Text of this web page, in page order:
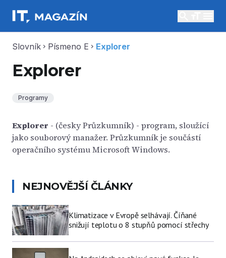
Slovník chevron_right Písmeno E chevron_right Explorer
Explorer
Programy
Explorer - (česky Průzkumník) - program, sloužící
jako souborový manažer. Průzkumník je součástí
operačního systému Microsoft Windows.
NEJNOVĚJŠÍ ČLÁNKY
Klimatizace v Evropě selhávají. Číňané
snižují teplotu o 8 stupňů pomocí střechy